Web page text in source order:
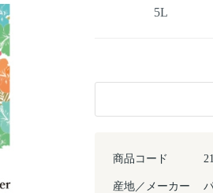
商品コード
産地／メーカー
5L